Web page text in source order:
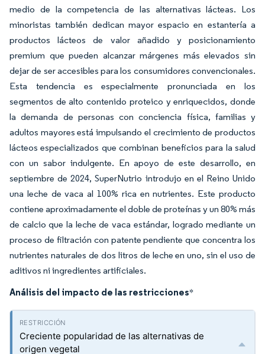
medio de la competencia de las alternativas lácteas. Los
minoristas también dedican mayor espacio en estantería a
productos lácteos de valor añadido y posicionamiento
premium que pueden alcanzar márgenes más elevados sin
dejar de ser accesibles para los consumidores convencionales.
Esta tendencia es especialmente pronunciada en los
segmentos de alto contenido proteico y enriquecidos, donde
la demanda de personas con conciencia física, familias y
adultos mayores está impulsando el crecimiento de productos
lácteos especializados que combinan beneficios para la salud
con un sabor indulgente. En apoyo de este desarrollo, en
septiembre de 2024, SuperNutrio introdujo en el Reino Unido
una leche de vaca al 100% rica en nutrientes. Este producto
contiene aproximadamente el doble de proteínas y un 80% más
de calcio que la leche de vaca estándar, logrado mediante un
proceso de filtración con patente pendiente que concentra los
nutrientes naturales de dos litros de leche en uno, sin el uso de
aditivos ni ingredientes artificiales.
Análisis del impacto de las restricciones*
Creciente popularidad de las alternativas de
origen vegetal